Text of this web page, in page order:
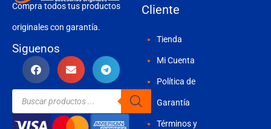
Compra todos tus productos
originales con garantía.
Siguenos
Búsqueda
productos
Cliente
Tienda
Mi Cuenta
Política de
Garantía
Términos y